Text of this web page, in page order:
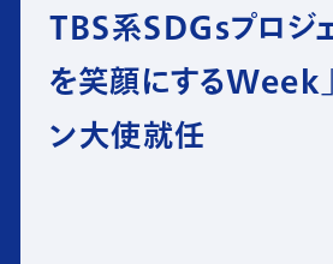
TBS系SDGsプロジ
を笑顔にするWeek
ン大使就任